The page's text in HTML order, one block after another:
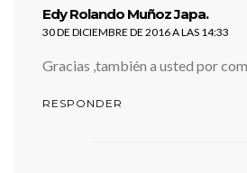
Edy Rolando Muñoz Japa.dice:
30 DE DICIEMBRE DE 2016 A LAS 14:33
Gracias ,también a usted por
RESPONDER